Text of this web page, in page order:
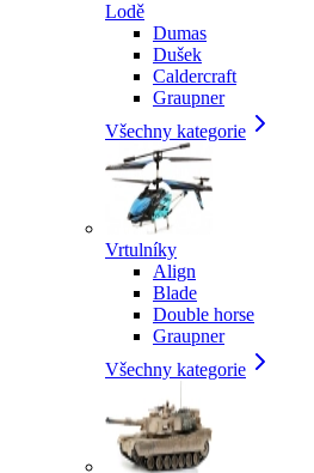
Lodě
Dumas
Dušek
Caldercraft
Graupner
Všechny kategorie
Vrtulníky
Align
Blade
Double horse
Graupner
Všechny kategorie